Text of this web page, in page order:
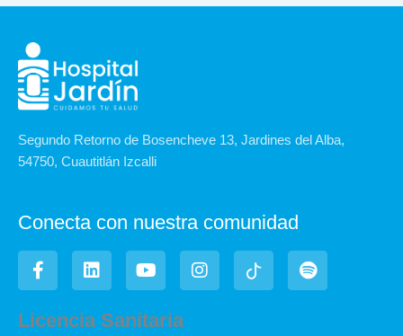
Segundo Retorno de Bosencheve 13, Jardines del Alba,
54750, Cuautitlán Izcalli
Conecta con nuestra comunidad
F
a
c
e
b
L
i
n
k
e
Y
o
u
t
u
I
n
s
I
c
o
S
p
o
Licencia Sanitaria